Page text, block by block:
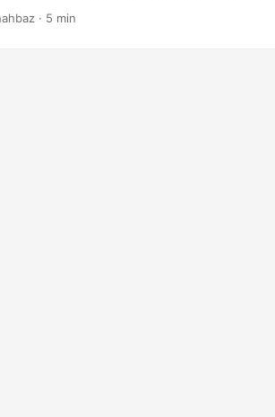
· 5 min